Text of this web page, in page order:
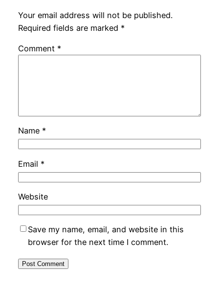
Your email address will not be published.
Required fields are marked *
Comment *
Name *
Email *
Website
Save my name, email, and website in this
browser for the next time I comment.